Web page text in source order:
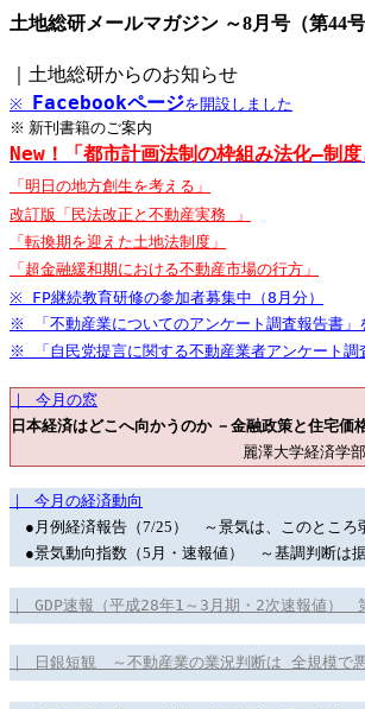
土地総研メールマガジン ～8月号（第44
｜土地総研からのお知らせ
※ Facebookページを開設しました
※ 新刊書籍のご案内
New！「都市計画法制の枠組み法化―制
「明日の地方創生を考える」
改訂版「民法改正と不動産実務 」
「転換期を迎えた土地法制度」
「超金融緩和期における不動産市場の行方」
※ FP継続教育研修の参加者募集中（8月分）
※ 「不動産業についてのアンケート調査報告書」
※ 「自民党提言に関する不動産業者アンケート調
｜ 今月の窓
日本経済はどこへ向かうのか －金融政策と住宅価
麗澤大学経済学部 准教授 ／ 土
｜ 今月の経済動向
●月例経済報告（7/25） ～景気は、このところ
●景気動向指数（5月・速報値） ～基調判断は
｜ GDP速報（平成28年1～3月期・2次速報値）
｜ 日銀短観 ～不動産業の業況判断は 全規模で